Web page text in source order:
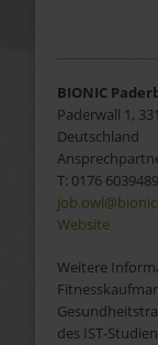
BIONIC
Paderwall 1,
Deutschland
T: 0176
Website
Weitere
des IST-